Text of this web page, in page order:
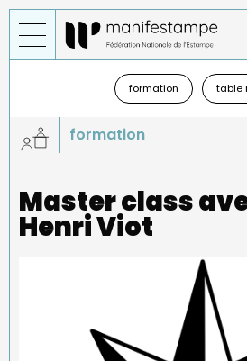
Aller
au
contenu
—
sous-
formation table
formation
Master class
Henri Viot